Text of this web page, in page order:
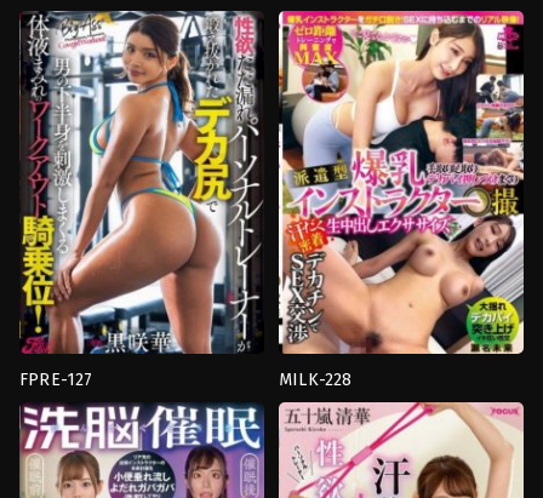
แตก,มือ
ใหม่,อาจารย์
Wantoppu
cocks,การ
ช่วย
ตัว
เอง,คาว
เกิร์ล,งาน
เดี่ยว,จูบ,ชัก
ว่าว,นม
ใหญ่
นั่ง
ทับ
หน้า,น้ำ
แตก,บรรยากาศ,ผู้
หญิง
แต่งงาน
แล้ว,หน้า
สวย,อม
ควย,อาจารย์,อี
ตัว,เย็ด
นม,โลชั่น
Crystal
Eizou
FPRE-127
เดี่ยว,นม
ใหญ่,น้ำ
แตก,สาว
แกล
อม
ควย
,อาจารย์
MILK-228
เดี่ยว,นม
ใหญ่,น้ำ
แตก,อาจารย์,เย็ด
พี่
สาว